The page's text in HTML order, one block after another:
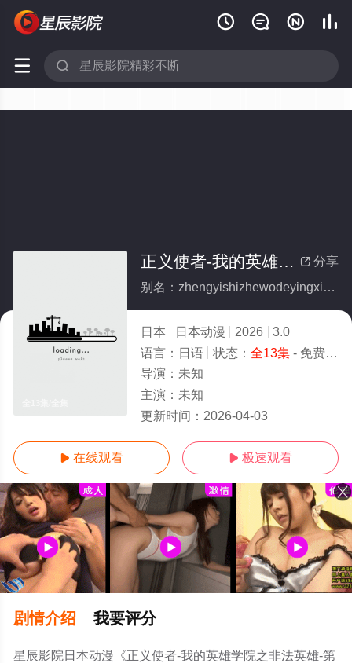
   
 
 分享
正义使者-我的英雄学院之非法英雄-第二季(全集)
别名：zhengyishizhewodeyingxiongxueyuanzhifeifayingxiongdierji
日本 日本动漫 2026
3.0
语言： 日语 状态： 全13集- 免费在线观看
导演： 未知
主演： 未知
更新时间： 2026-04-03
 在线观看  极速观看
剧情介绍 我要评分
星辰影院日本动漫《正义使者-我的英雄学院之非法英雄-第